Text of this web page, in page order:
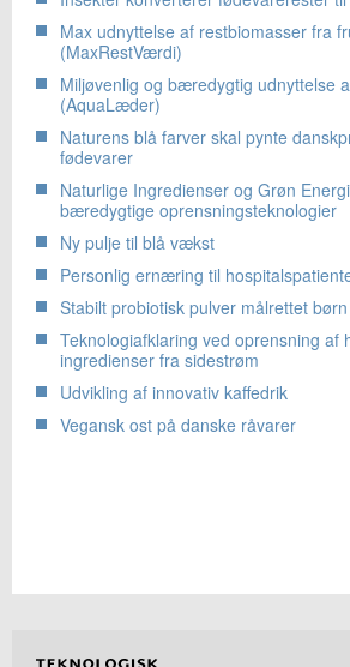
Max udnyttelse af restbiomasser fra
(MaxRestVærdi)
Miljøvenlig og bæredygtig udnyttelse
(AquaLæder)
Naturens blå farver skal pynte
fødevarer
Naturlige Ingredienser og Grøn
bæredygtige oprensningsteknologier
Ny pulje til blå vækst
Personlig ernæring til
Stabilt probiotisk pulver målrettet
Teknologiafklaring ved oprensning af
ingredienser fra sidestrøm
Udvikling af innovativ kaffedrik
Vegansk ost på danske råvarer